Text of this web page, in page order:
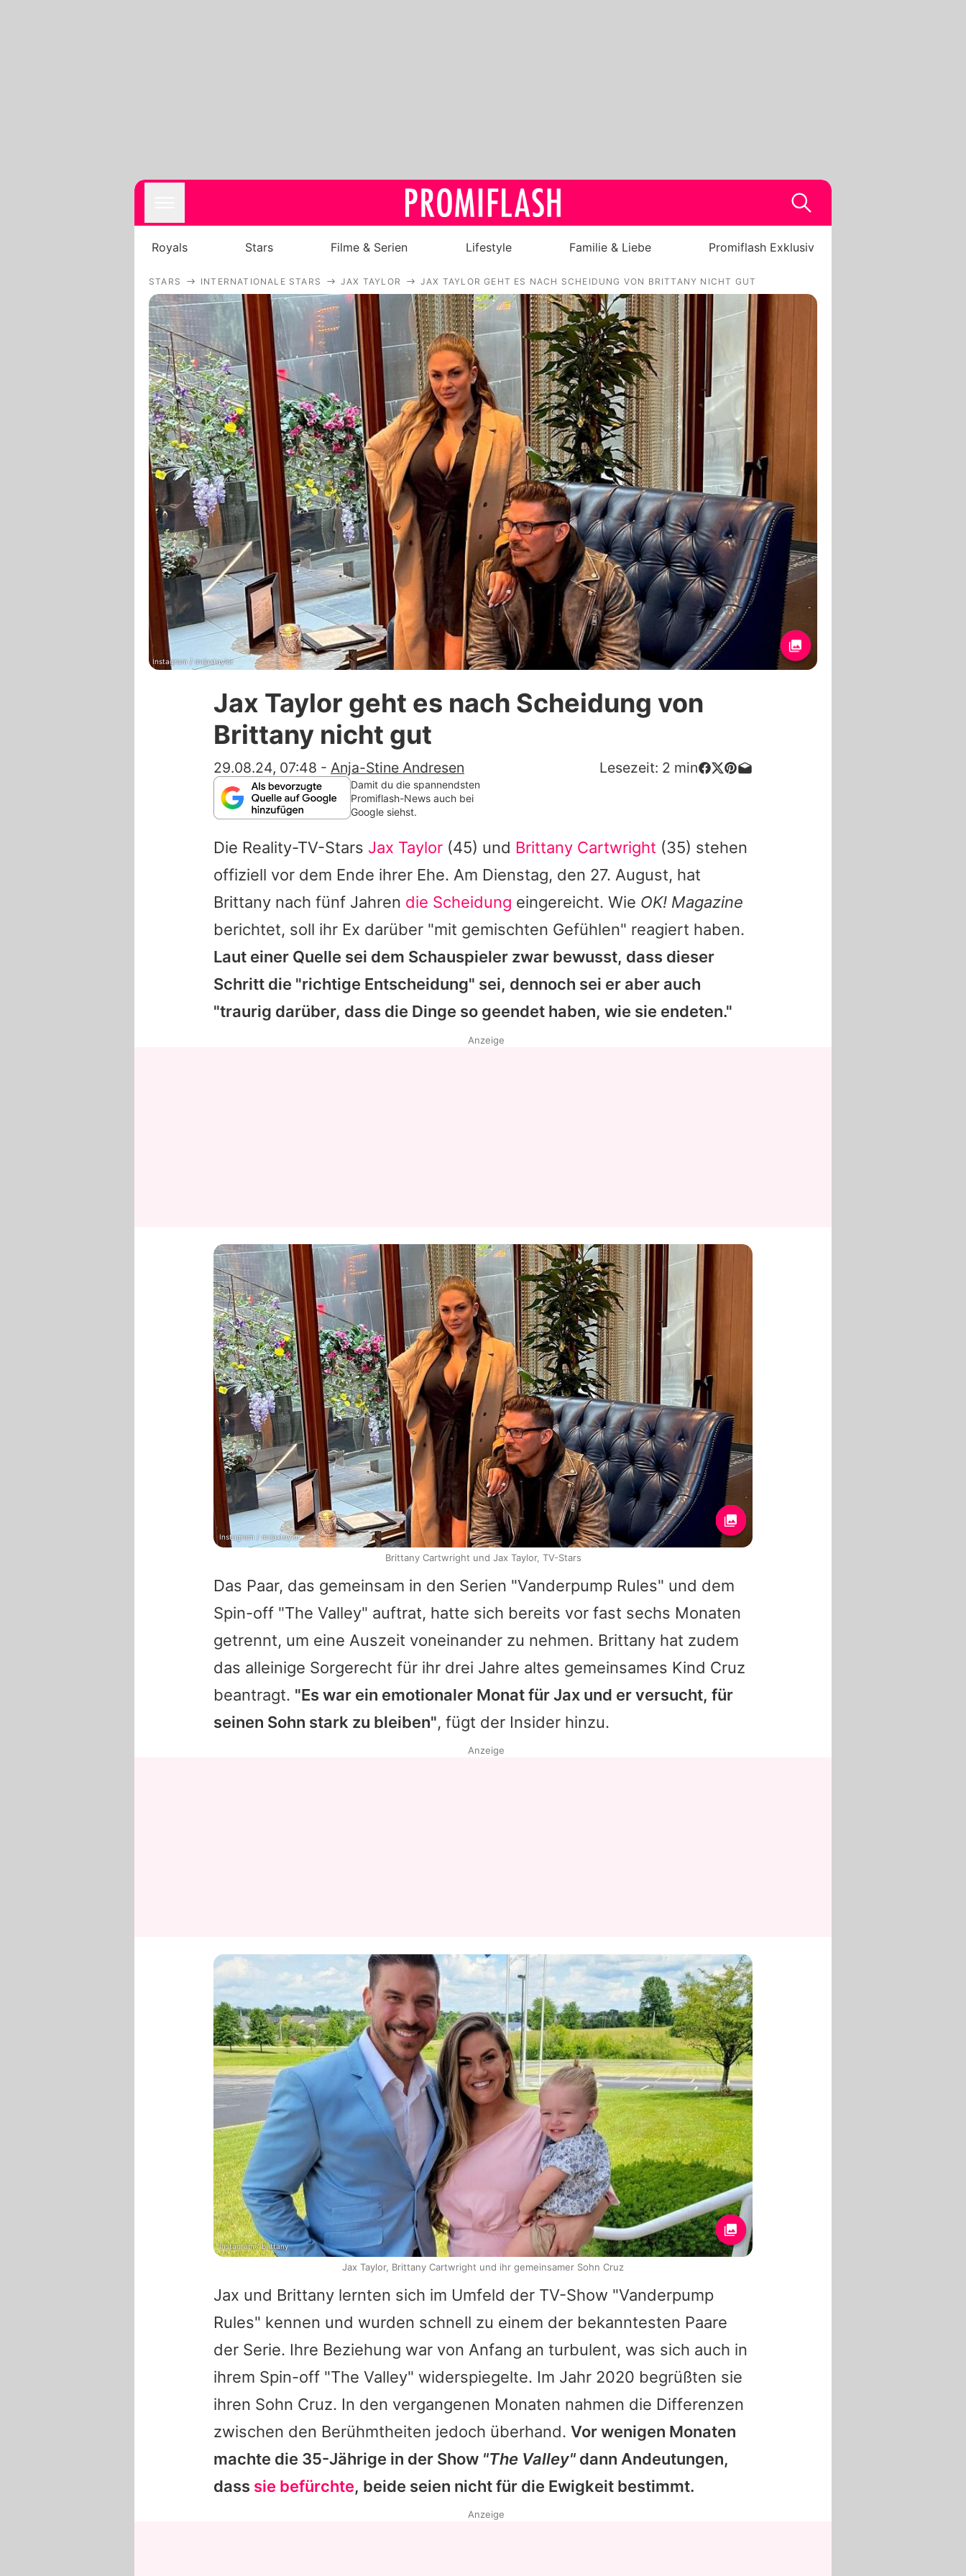
Royals
Stars
Filme & Serien
Lifestyle
Familie & Liebe
Promiflash Exklusiv
Alle Themen auf Promiflash
Jobs
App runterladen
Team
Redaktionelle Richtlinien
Impressum
Datenschutzerklärung
Nutzungsbedingungen
Royals Stars Filme & Serien Lifestyle Familie & Liebe Promiflash Exklusiv
STARS INTERNATIONALE STARS JAX TAYLOR JAX TAYLOR GEHT ES NACH SCHEIDUNG VON BRITTANY NICHT GUT
Instagram / mrjaxtaylor
Jax Taylor geht es nach Scheidung von
Brittany nicht gut
29.08.24, 07:48 - Anja-Stine Andresen Lesezeit: 2 min
Damit du die spannendsten
Promiflash-News auch bei
Google siehst.
Die Reality-TV-Stars Jax Taylor (45) und Brittany Cartwright (35) stehen
offiziell vor dem Ende ihrer Ehe. Am Dienstag, den 27. August, hat
Brittany nach fünf Jahren die Scheidung eingereicht. Wie OK! Magazine
berichtet, soll ihr Ex darüber "mit gemischten Gefühlen" reagiert haben.
Laut einer Quelle sei dem Schauspieler zwar bewusst, dass dieser
Schritt die "richtige Entscheidung" sei, dennoch sei er aber auch
"traurig darüber, dass die Dinge so geendet haben, wie sie endeten."
Das Paar, das gemeinsam in den Serien "Vanderpump Rules" und dem
Spin-off "The Valley" auftrat, hatte sich bereits vor fast sechs Monaten
getrennt, um eine Auszeit voneinander zu nehmen. Brittany hat zudem
das alleinige Sorgerecht für ihr drei Jahre altes gemeinsames Kind Cruz
beantragt. "Es war ein emotionaler Monat für Jax und er versucht, für
seinen Sohn stark zu bleiben", fügt der Insider hinzu.
Jax und Brittany lernten sich im Umfeld der TV-Show "Vanderpump
Rules" kennen und wurden schnell zu einem der bekanntesten Paare
der Serie. Ihre Beziehung war von Anfang an turbulent, was sich auch in
ihrem Spin-off "The Valley" widerspiegelte. Im Jahr 2020 begrüßten sie
ihren Sohn Cruz. In den vergangenen Monaten nahmen die Differenzen
zwischen den Berühmtheiten jedoch überhand. Vor wenigen Monaten
machte die 35-Jährige in der Show "The Valley" dann Andeutungen,
dass sie befürchte, beide seien nicht für die Ewigkeit bestimmt.
Anzeige
Instagram / mrjaxtaylor
Brittany Cartwright und Jax Taylor, TV-Stars
Anzeige
Instagram / brittany
Jax Taylor, Brittany Cartwright und ihr gemeinsamer Sohn Cruz
Anzeige